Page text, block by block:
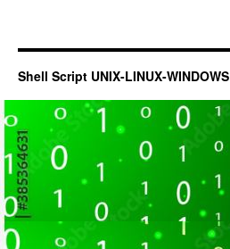
Shell Script UNIX-LINUX-WINDOWS